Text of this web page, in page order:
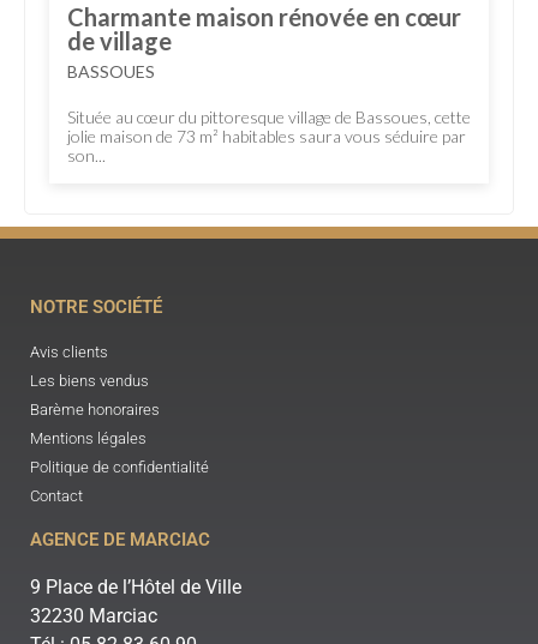
Charmante maison rénovée en cœur
de village
BASSOUES
Située au cœur du pittoresque village de Bassoues, cette
jolie maison de 73 m² habitables saura vous séduire par
son...
NOTRE SOCIÉTÉ
Avis clients
Les biens vendus
Barème honoraires
Mentions légales
Politique de confidentialité
Contact
AGENCE DE MARCIAC
9 Place de l’Hôtel de Ville
32230 Marciac